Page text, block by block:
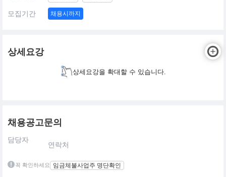
모집기간 채용시까지
상세요강
상세요강을 확대할 수 있습니다.
채용공고문의
담당자
연락처
꼭 확인하세요 임금체불사업주 명단확인